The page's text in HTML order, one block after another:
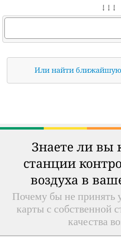
↓ ↓ ↓
Или найти
Знаете ли вы
станции
воздуха в
Почему бы не принять
карты с собственной
качества